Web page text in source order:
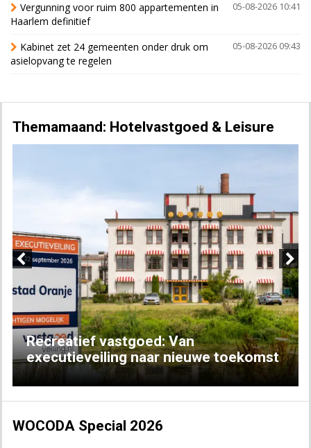
05-08-2026 10:41
Vergunning voor ruim 800 appartementen in
Haarlem definitief
05-08-2026 09:43
Kabinet zet 24 gemeenten onder druk om
asielopvang te regelen
Themamaand: Hotelvastgoed & Leisure
Recreatief vastgoed: Van
executieveiling naar nieuwe toekomst
Next
WOCODA Special 2026